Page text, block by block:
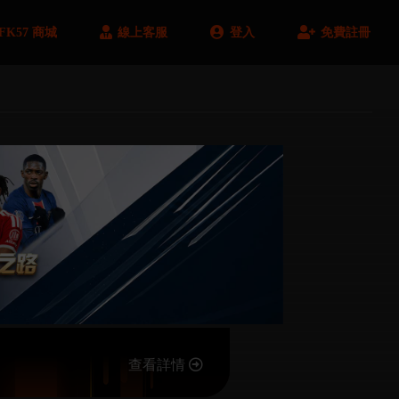
商城 線上客服 登入 免費註冊
查看詳情